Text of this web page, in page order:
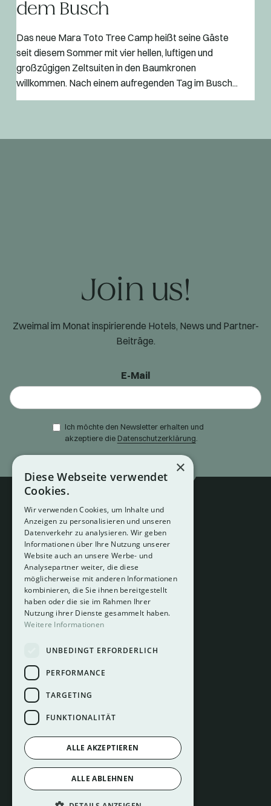
dem Busch
Das neue Mara Toto Tree Camp heißt seine Gäste
seit diesem Sommer mit vier hellen, luftigen und
großzügigen Zeltsuiten in den Baumkronen
willkommen. Nach einem aufregenden Tag im Busch...
Join us!
Zweimal im Monat inspirierende Hotels, News und Partner-
Beiträge.
E-Mail
Ich möchte den Newsletter erhalten und
akzeptiere die Datenschutzerklärung
About
Hotelberatung
Mediadaten
Instagram
LinkedIn
Impressum
Datenschutz
×
Diese Webseite verwendet
Cookies.
Wir verwenden Cookies, um Inhalte und
Anzeigen zu personalisieren und unseren
Datenverkehr zu analysieren. Wir geben
Informationen über Ihre Nutzung unserer
Website auch an unsere Werbe- und
Analysepartner weiter, die diese
möglicherweise mit anderen Informationen
kombinieren, die Sie ihnen bereitgestellt
haben oder die sie im Rahmen Ihrer
Nutzung ihrer Dienste gesammelt haben.
Weitere Informationen
UNBEDINGT ERFORDERLICH
PERFORMANCE
TARGETING
FUNKTIONALITÄT
ALLE AKZEPTIEREN
ALLE ABLEHNEN